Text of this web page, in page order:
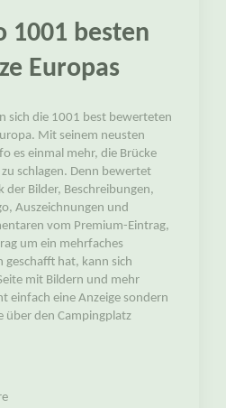
1001 besten
Europas
sich die 1001 best bewerteten
Mit seinem neusten
es einmal mehr, die Brücke
schlagen. Denn bewertet
der Bilder, Beschreibungen,
Auszeichnungen und
vom Premium-Eintrag,
um ein mehrfaches
geschafft hat, kann sich
mit Bildern und mehr
einfach eine Anzeige sondern
über den Campingplatz